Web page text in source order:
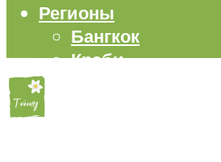
Регионы
Бангкок
Краби